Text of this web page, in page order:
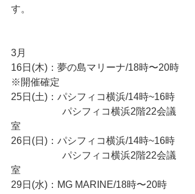
す。
3月
16日(木)：夢の島マリーナ/18時〜20時
※開催確定
25日(土)：パシフィコ横浜/14時~16時
パシフィコ横浜2階22会議
室
26日(日)：パシフィコ横浜/14時~16時
パシフィコ横浜2階22会議
室
29日(水)：MG MARINE/18時〜20時